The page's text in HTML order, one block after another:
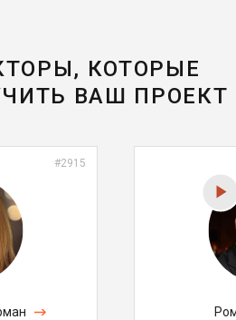
КОТОРЫЕ
ВАШ ПРОЕКТ
#2915